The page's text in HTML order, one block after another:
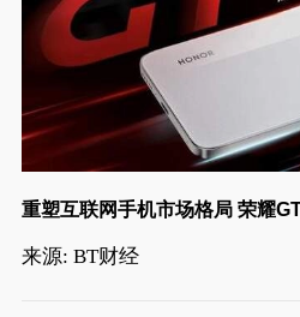
重塑互联网手机市场格局 荣耀
来源: BT财经